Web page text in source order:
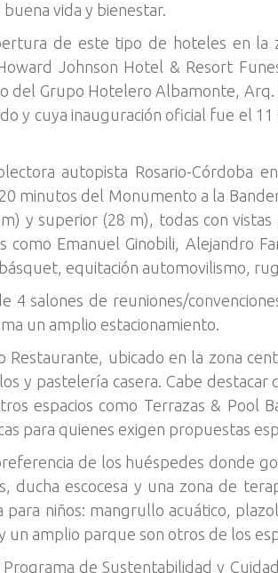
vida y bienestar.
de este tipo de hoteles en la
Johnson Hotel & Resort
del Grupo Hotelero Albamonte,
y cuya inauguración oficial fue el
autopista Rosario-Córdoba
minutos del Monumento a la
y superior (28 m), todas con
como Emanuel Ginobili, Alejandro
equitación automovilismo,
4 salones de reuniones/
un amplio estacionamiento.
Restaurante, ubicado en la zona
y pastelería casera. Cabe
espacios como Terrazas & Pool
para quienes exigen propuestas
de los huéspedes donde
ducha escocesa y una zona de
para niños: mangrullo acuático,
un amplio parque son otros de los
de Sustentabilidad y